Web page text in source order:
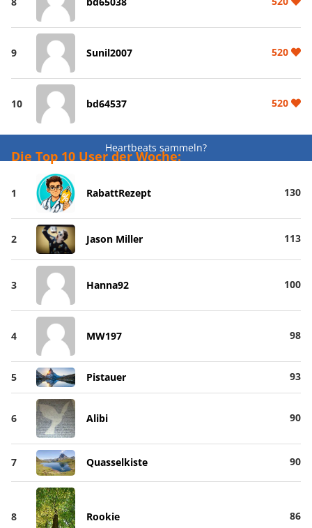
9 Sunil2007 520
10 bd64537 520
Heartbeats sammeln?
Die Top 10 User der Woche:
1 RabattRezept 130
2 Jason Miller 113
3 Hanna92 100
4 MW197 98
5 Pistauer 93
6 Alibi 90
7 Quasselkiste 90
8 Rookie 86